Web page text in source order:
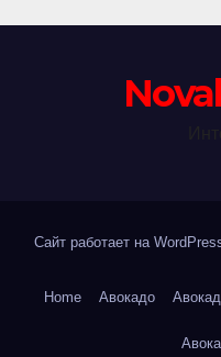
Сайт работает на
Home Авокадо